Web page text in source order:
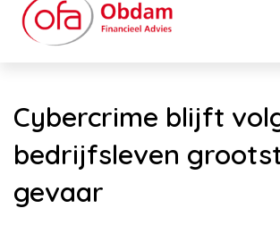
Cybercrime blijft
bedrijfsleven
gevaar